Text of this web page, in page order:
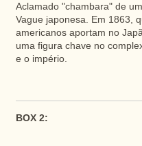
Aclamado "chambara" de
Vague japonesa. Em 1863,
americanos aportam no
uma figura chave no
e o império.
BOX 2: